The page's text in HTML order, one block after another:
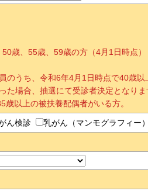
歳、55歳、59歳の方（4月1日時点）
のうち、令和6年4月1日時点で40歳
た場合、抽選にて受診者決定となりま
歳以上の被扶養配偶者がいる方。
ん検診 乳がん（マンモグラフィー